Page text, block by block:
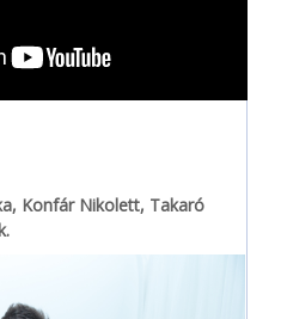
Konfár Nikolett, Takaró